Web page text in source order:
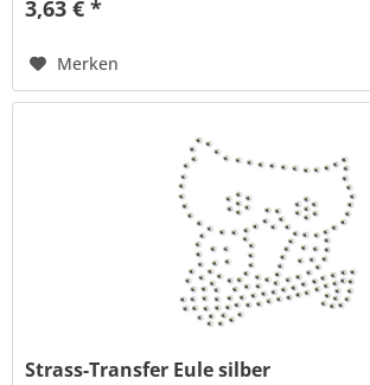
3,63 € *
Merken
Strass-Transfer Eule silber